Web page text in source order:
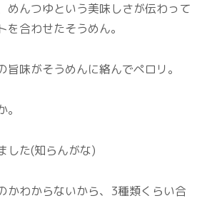
めんつゆという美味しさが伝わって
合わせたそうめん。
旨味がそうめんに絡んでペロリ。
した(知らんがな)
かわからないから、3種類くらい合